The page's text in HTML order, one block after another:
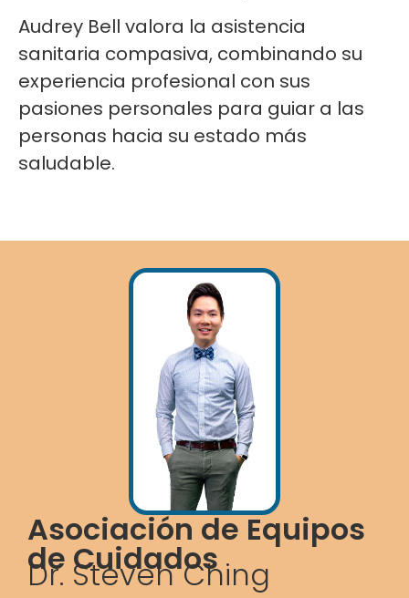
Audrey Bell valora la asistencia
sanitaria compasiva, combinando su
experiencia profesional con sus
pasiones personales para guiar a las
personas hacia su estado más
saludable.
Asociación de Equipos
de Cuidados
Dr. Steven Ching